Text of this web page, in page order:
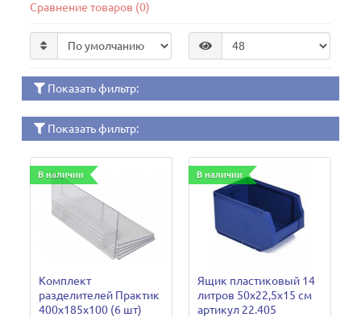
Сравнение товаров (0)
Показать фильтр:
Показать фильтр:
В наличии
Комплект
разделителей Практик
400x185x100 (6 шт)
В наличии
Ящик пластиковый 14
литров 50х22,5х15 см
артикул 22.405